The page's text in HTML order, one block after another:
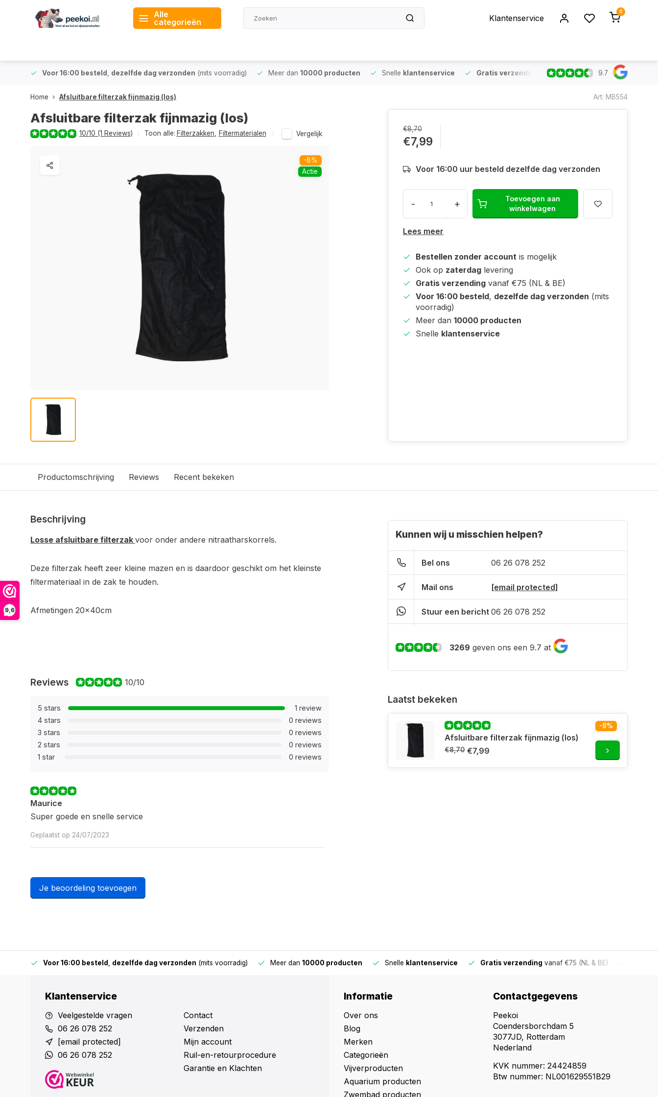
9,6
Alle
categorieën
Klantenservice
0
Voor 16:00 besteld dezelfde dag verzonden (mits voorradig) Meer dan 10000 producten Snelle klantenservice Gratis verzending vanaf €75 (NL & BE) Voor
9.7
Home Afsluitbare filterzak fijnmazig (los) Art: MB554
Afsluitbare filterzak fijnmazig (los)
10/10 (1 Reviews) Toon alle: Filterzakken Filtermaterialen Vergelijk
-8%
Actie
€8,70
€7,99
Voor 16:00 uur besteld dezelfde dag verzonden
- +
Toevoegen aan
winkelwagen
Lees meer
Bestellen zonder account is mogelijk
Ook op zaterdag levering
Gratis verzending vanaf €75 (NL & BE)
Voor 16:00 besteld, dezelfde dag verzonden (mits
voorradig)
Meer dan 10000 producten
Snelle klantenservice
Productomschrijving Reviews Recent bekeken
Beschrijving
Losse afsluitbare filterzak voor onder andere nitraatharskorrels.
Deze filterzak heeft zeer kleine mazen en is daardoor geschikt om het kleinste
filtermateriaal in de zak te houden.
Afmetingen 20x40cm
Reviews 10/10
5 stars
1 review
4 stars
0 reviews
3 stars
0 reviews
2 stars
0 reviews
1 star
0 reviews
Maurice
Super goede en snelle service
Geplaatst op 24/07/2023
Je beoordeling toevoegen
Kunnen wij u misschien helpen?
Bel ons 06 26 078 252
Mail ons [email protected]
Stuur een bericht 06 26 078 252
3269 geven ons een 9.7 at
Laatst bekeken
Afsluitbare filterzak fijnmazig (los)
€8,70 €7,99
-8%
Voor 16:00 besteld dezelfde dag verzonden (mits voorradig) Meer dan 10000 producten Snelle klantenservice Gratis verzending vanaf €75 (NL & BE)
Klantenservice
Veelgestelde vragen
06 26 078 252
[email protected]
06 26 078 252
Contact
Verzenden
Mijn account
Ruil-en-retourprocedure
Garantie en Klachten
Informatie
Over ons
Blog
Merken
Categorieën
Vijverproducten
Aquarium producten
Zwembad producten
Contactgegevens
Peekoi
Coendersborchdam 5
3077JD, Rotterdam
Nederland
KVK nummer: 24424859
Btw nummer: NL001629551B29